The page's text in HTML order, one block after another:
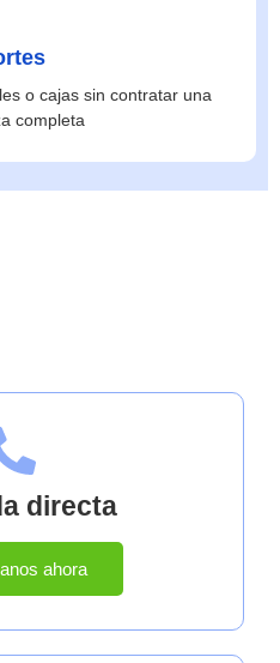
o cajas sin contratar una
completa
directa
ahora